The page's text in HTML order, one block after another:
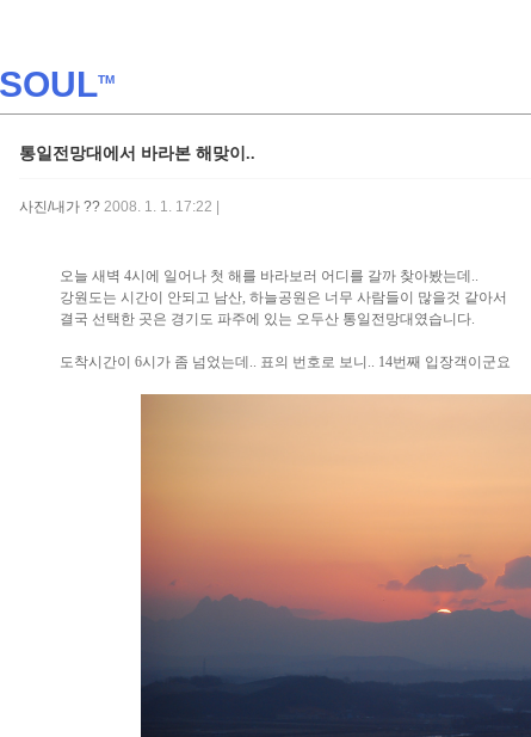
TM
통일전망대에서 바라본 해맞이..
사진/내가 ?? 2008. 1. 1. 17:22 |
오늘 새벽 4시에 일어나 첫 해를 바라보러 어디를 갈까 찾아봤는데..
강원도는 시간이 안되고 남산, 하늘공원은 너무 사람들이 많을것 같아서
결국 선택한 곳은 경기도 파주에 있는 오두산 통일전망대였습니다.
도착시간이 6시가 좀 넘었는데.. 표의 번호로 보니.. 14번째 입장객이군요